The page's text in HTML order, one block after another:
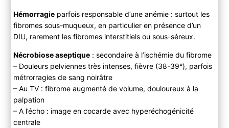
Hémorragieparfois responsable d’une anémie : surtout les
fibromes sous-muqueux, en particulier en présence d’un
DIU, rarement les fibromes interstitiels ou sous-séreux.
Nécrobiose aseptique: secondaire à l’ischémie du fibrome
– Douleurs pelviennes très intenses, fièvre (38-39°), parfois
métrorragies de sang noirâtre
– Au TV : fibrome augmenté de volume, douloureux à la
palpation
– A l’écho : image en cocarde avec hyperéchogénicité
centrale